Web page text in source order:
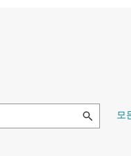
모